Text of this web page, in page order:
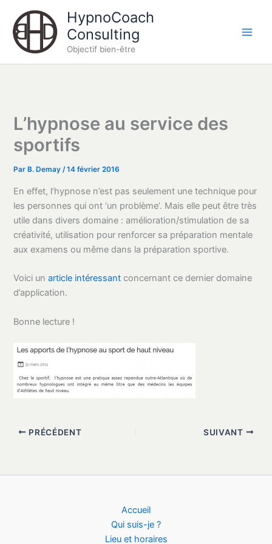
contenu
HypnoCoach
Consulting
Objectif bien-être
L’hypnose au service des
sportifs
Par B. Demay/14 février 2016
En effet, l’hypnose n’est pas seulement une technique pour
les personnes qui ont ‘un problème’. Mais elle peut être très
utile dans divers domaine : amélioration/stimulation de sa
créativité, utilisation pour renforcer sa préparation mentale
aux examens ou même dans la préparation sportive.
Voici unarticle intéressant concernant ce dernier domaine
d’application.
Bonne lecture !
PRÉCÉDENT SUIVANT
Accueil
Qui suis-je ?
Lieu et horaires